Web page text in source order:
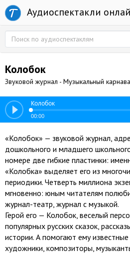
Аудиоспектакли
Колобок
Звуковой журнал - Музыкальный
Колобок
00:00
«Колобок» — звуковой журнал,
дошкольного и младшего
номере две гибкие пластинки:
«Колобка» выделяет его из
периодики. Четверть миллиона
мгновенно: юным читателям
журнал-театр, журнал с музыкой.
Герой его — Колобок, веселый
популярных русских сказок,
истории. А помогают ему
художники, композиторы,